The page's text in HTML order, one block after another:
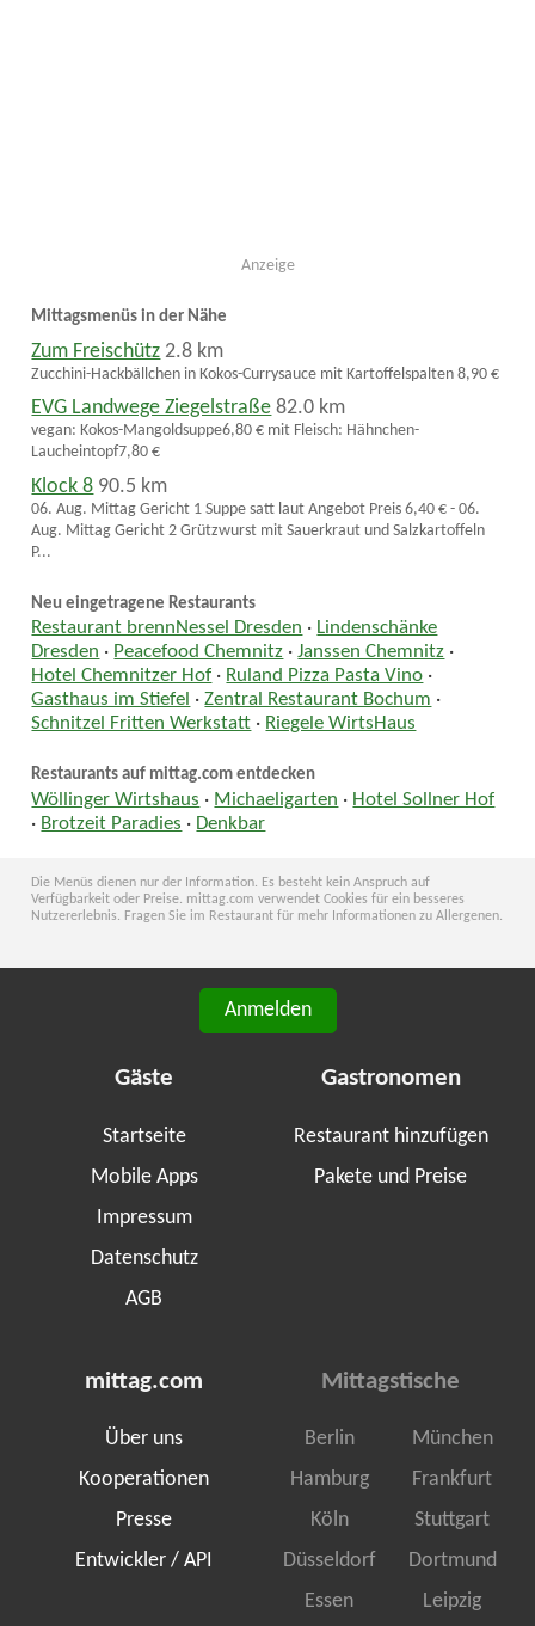
Anzeige
Mittagsmenüs in der Nähe
Zum Freischütz 2.8 km
Zucchini-Hackbällchen in Kokos-Currysauce mit Kartoffelspalten 8,90 €
EVG Landwege Ziegelstraße 82.0 km
vegan: Kokos-Mangoldsuppe6,80 € mit Fleisch: Hähnchen-
Laucheintopf7,80 €
Klock 8 90.5 km
06. Aug. Mittag Gericht 1 Suppe satt laut Angebot Preis 6,40 € - 06.
Aug. Mittag Gericht 2 Grützwurst mit Sauerkraut und Salzkartoffeln
P...
Neu eingetragene Restaurants
Restaurant brennNessel Dresden · Lindenschänke
Dresden · Peacefood Chemnitz ·Janssen Chemnitz ·
Hotel Chemnitzer Hof · Ruland Pizza Pasta Vino ·
Gasthaus im Stiefel ·Zentral Restaurant Bochum ·
Schnitzel Fritten Werkstatt · Riegele WirtsHaus
Restaurants auf mittag.com entdecken
Wöllinger Wirtshaus · Michaeligarten · Hotel Sollner Hof
· Brotzeit Paradies︎ · Denkbar
Die Menüs dienen nur der Information. Es besteht kein Anspruch auf
Verfügbarkeit oder Preise. mittag.com verwendet Cookies für ein besseres
Nutzererlebnis. Fragen Sie im Restaurant für mehr Informationen zu Allergenen.
Anmelden
Gäste
Startseite
Mobile Apps
Impressum
Datenschutz
AGB
Gastronomen
Restaurant hinzufügen
Pakete und Preise
mittag.com
Über uns
Kooperationen
Presse
Entwickler / API
Mittagstische
Berlin
München
Hamburg
Frankfurt
Köln
Stuttgart
Düsseldorf
Dortmund
Essen
Leipzig